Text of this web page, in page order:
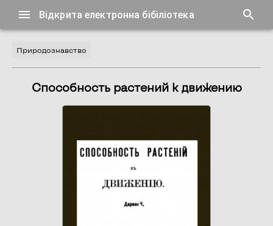
Відкрита електронна бібіліотека
Природознавство
Способность растений к движению